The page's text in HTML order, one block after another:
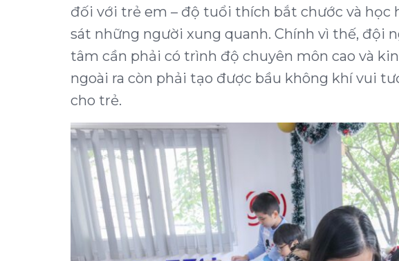
đối với trẻ em – độ tuổi thích bắt chước và học
sát những người xung quanh. Chính vì thế, đội
tâm cần phải có trình độ chuyên môn cao và
ngoài ra còn phải tạo được bầu không khí vui
cho trẻ.